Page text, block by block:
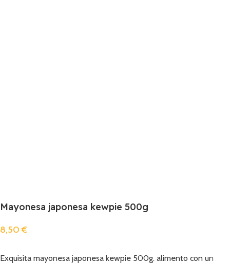
Mayonesa japonesa kewpie 500g
8,50€
Exquisita mayonesa japonesa kewpie 500g. alimento con un